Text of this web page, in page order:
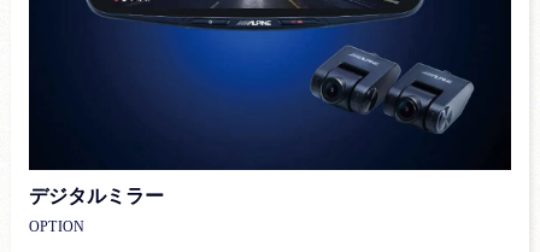
デジタルミラー
OPTION